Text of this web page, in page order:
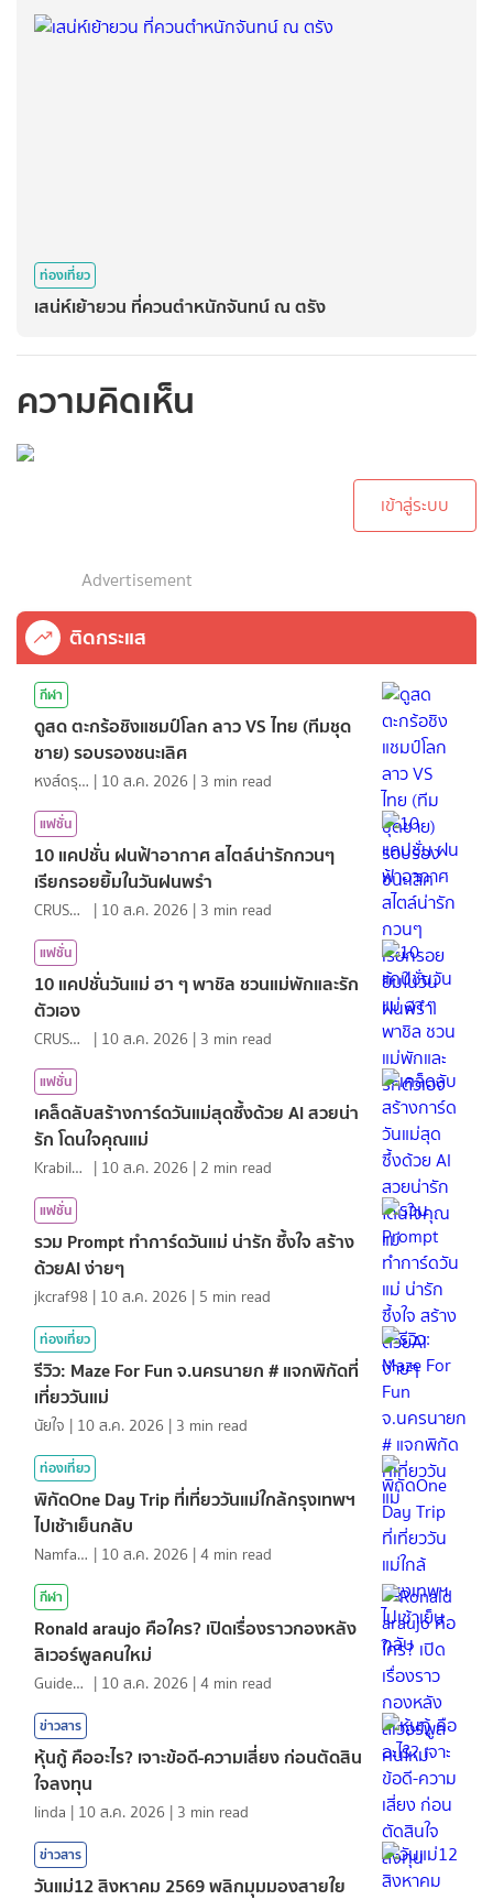
ท่องเที่ยว
เสน่ห์เย้ายวน ที่ควนตำหนักจันทน์ ณ ตรัง
ความคิดเห็น
เข้าสู่ระบบ
Advertisement
ติดกระแส
กีฬา
ดูสด ตะกร้อชิงแชมป์โลก ลาว VS ไทย (ทีมชุด
ชาย) รอบรองชนะเลิศ
หงส์ดรุณ | 10 ส.ค. 2026 | 3 min read
แฟชั่น
10 แคปชั่น ฝนฟ้าอากาศ สไตล์น่ารักกวนๆ
เรียกรอยยิ้มในวันฝนพรำ
CRUSHที่แปลว่าแอบชอบ | 10 ส.ค. 2026 | 3 min read
แฟชั่น
10 แคปชั่นวันแม่ ฮา ๆ พาชิล ชวนแม่พักและรัก
ตัวเอง
CRUSHที่แปลว่าแอบชอบ | 10 ส.ค. 2026 | 3 min read
แฟชั่น
เคล็ดลับสร้างการ์ดวันแม่สุดซึ้งด้วย AI สวยน่า
รัก โดนใจคุณแม่
KrabiInsight | 10 ส.ค. 2026 | 2 min read
แฟชั่น
รวม Prompt ทำการ์ดวันแม่ น่ารัก ซึ้งใจ สร้าง
ด้วยAI ง่ายๆ
jkcraf98 | 10 ส.ค. 2026 | 5 min read
ท่องเที่ยว
รีวิว: Maze For Fun จ.นครนายก # แจกพิกัดที่
เที่ยววันแม่
นัยใจ | 10 ส.ค. 2026 | 3 min read
ท่องเที่ยว
พิกัดOne Day Trip ที่เที่ยววันแม่ใกล้กรุงเทพฯ
ไปเช้าเย็นกลับ
NamfahPhupha | 10 ส.ค. 2026 |4 min read
กีฬา
Ronald araujo คือใคร? เปิดเรื่องราวกองหลัง
ลิเวอร์พูลคนใหม่
GuideKop | 10 ส.ค. 2026 |4 min read
ข่าวสาร
หุ้นกู้ คืออะไร? เจาะข้อดี-ความเสี่ยง ก่อนตัดสิน
ใจลงทุน
linda | 10 ส.ค. 2026 | 3 min read
ข่าวสาร
วันแม่12 สิงหาคม 2569 พลิกมุมมองสายใย